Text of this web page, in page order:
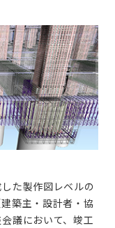
た製作図レベルの
築主・設計者・協
議において、竣工